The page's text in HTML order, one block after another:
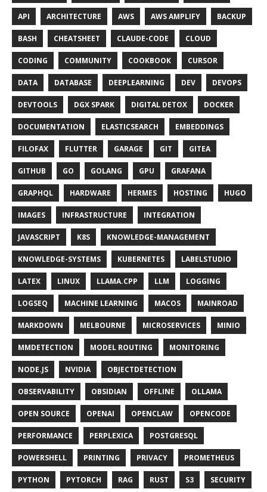
API ARCHITECTURE AWS AWS AMPLIFY BACKUP
BASH CHEATSHEET CLAUDE-CODE CLOUD
CODING COMMUNITY COOKBOOK CURSOR
DATA DATABASE DEEPLEARNING DEV DEVOPS
DEVTOOLS DGX SPARK DIGITAL DETOX DOCKER
DOCUMENTATION ELASTICSEARCH EMBEDDINGS
FILOFAX FLUTTER GARAGE GIT GITEA
GITHUB GO GOLANG GPU GRAFANA
GRAPHQL HARDWARE HERMES HOSTING HUGO
IMAGES INFRASTRUCTURE INTEGRATION
JAVASCRIPT K8S KNOWLEDGE-MANAGEMENT
KNOWLEDGE-SYSTEMS KUBERNETES LABELSTUDIO
LATEX LINUX LLAMA.CPP LLM LOGGING
LOGSEQ MACHINE LEARNING MACOS MAINROAD
MARKDOWN MELBOURNE MICROSERVICES MINIO
MMDETECTION MODEL ROUTING MONITORING
NODE.JS NVIDIA OBJECTDETECTION
OBSERVABILITY OBSIDIAN OFFLINE OLLAMA
OPEN SOURCE OPENAI OPENCLAW OPENCODE
PERFORMANCE PERPLEXICA POSTGRESQL
POWERSHELL PRINTING PRIVACY PROMETHEUS
PYTHON PYTORCH RAG RUST S3 SECURITY